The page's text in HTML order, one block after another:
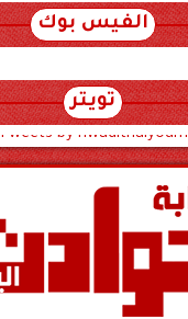
الفيس بوك
تويتر
Tweets by hwadithalyoum